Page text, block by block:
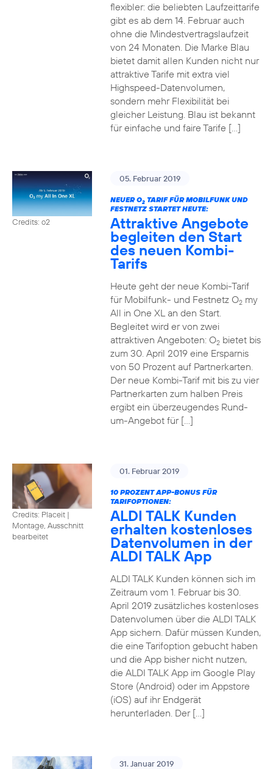
flexibler: die beliebten Laufzeittarife
gibt es ab dem 14. Februar auch
ohne die Mindestvertragslaufzeit
von 24 Monaten. Die Marke Blau
bietet damit allen Kunden nicht nur
attraktive Tarife mit extra viel
Highspeed-Datenvolumen,
sondern mehr Flexibilität bei
gleicher Leistung. Blau ist bekannt
für einfache und faire Tarife […]
Credits: o2
05. Februar 2019
NEUER O2TARIF FÜR MOBILFUNK UND
FESTNETZ STARTET HEUTE:
Attraktive Angebote
begleiten den Start
des neuen Kombi-
Tarifs
Heute geht der neue Kombi-Tarif
für Mobilfunk- und Festnetz O2my
All in One XL an den Start.
Begleitet wird er von zwei
attraktiven Angeboten: O2bietet bis
zum 30. April 2019 eine Ersparnis
von 50 Prozent auf Partnerkarten.
Der neue Kombi-Tarif mit bis zu vier
Partnerkarten zum halben Preis
ergibt ein überzeugendes Rund-
um-Angebot für […]
Credits: Placeit |
Montage, Ausschnitt
bearbeitet
01. Februar 2019
10 PROZENT APP-BONUS FÜR
TARIFOPTIONEN:
ALDI TALK Kunden
erhalten kostenloses
Datenvolumen in der
ALDI TALK App
ALDI TALK Kunden können sich im
Zeitraum vom 1. Februar bis 30.
April 2019 zusätzliches kostenloses
Datenvolumen über die ALDI TALK
App sichern. Dafür müssen Kunden,
die eine Tarifoption gebucht haben
und die App bisher nicht nutzen,
die ALDI TALK App im Google Play
Store (Android) oder im Appstore
(iOS) auf ihr Endgerät
herunterladen. Der […]
31. Januar 2019